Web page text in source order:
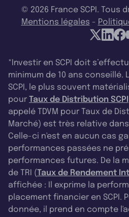
© 2026 France SCPI. Tous
Mentions légales -
*Investir en SCPI doit
minimum de 10 ans conseillé.
SCPI, le plus souvent
pour Taux de Distribution SCPI
appelé TDVM pour Taux de
Marché) est très relative
Celle-ci n'est en aucun cas
performances passées ne
performances futures. De la
de TRI (Taux de Rendement
affichée : Il exprime la
placement financier en SCPI.
donnée, il prend en compte